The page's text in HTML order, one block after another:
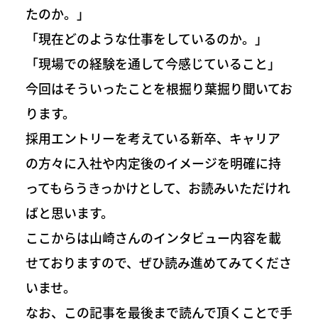
たのか。」
「現在どのような仕事をしているのか。」
「現場での経験を通して今感じていること」
今回はそういったことを根掘り葉掘り聞いてお
ります。
採用エントリーを考えている新卒、キャリア
の方々に入社や内定後のイメージを明確に持
ってもらうきっかけとして、お読みいただけれ
ばと思います。
ここからは山崎さんのインタビュー内容を載
せておりますので、ぜひ読み進めてみてくださ
いませ。
なお、この記事を最後まで読んで頂くことで手